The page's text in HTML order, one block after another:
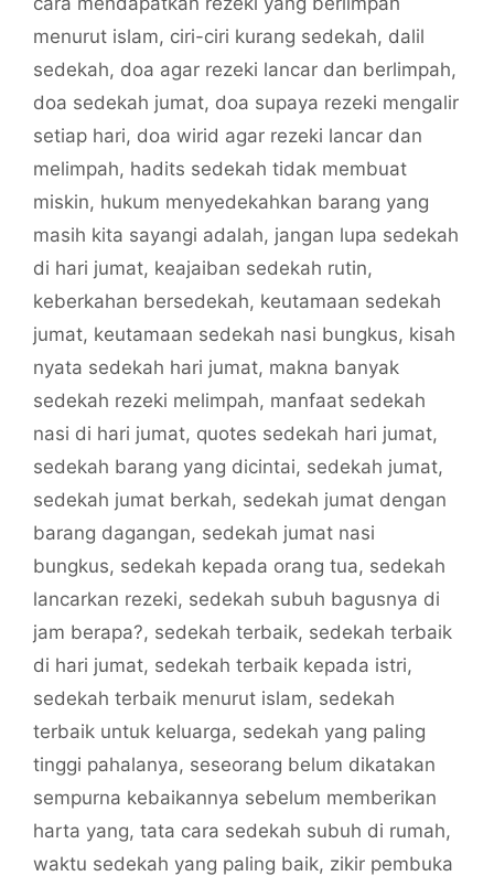
menurut islam, ciri-ciri kurang sedekah, dalil
sedekah, doa agar rezeki lancar dan berlimpah,
doa sedekah jumat, doa supaya rezeki mengalir
setiap hari, doa wirid agar rezeki lancar dan
melimpah, hadits sedekah tidak membuat
miskin, hukum menyedekahkan barang yang
masih kita sayangi adalah, jangan lupa sedekah
di hari jumat, keajaiban sedekah rutin,
keberkahan bersedekah, keutamaan sedekah
jumat, keutamaan sedekah nasi bungkus, kisah
nyata sedekah hari jumat, makna banyak
sedekah rezeki melimpah, manfaat sedekah
nasi di hari jumat, quotes sedekah hari jumat,
sedekah barang yang dicintai, sedekah jumat,
sedekah jumat berkah, sedekah jumat dengan
barang dagangan, sedekah jumat nasi
bungkus, sedekah kepada orang tua, sedekah
lancarkan rezeki, sedekah subuh bagusnya di
jam berapa?, sedekah terbaik, sedekah terbaik
di hari jumat, sedekah terbaik kepada istri,
sedekah terbaik menurut islam, sedekah
terbaik untuk keluarga, sedekah yang paling
tinggi pahalanya, seseorang belum dikatakan
sempurna kebaikannya sebelum memberikan
harta yang, tata cara sedekah subuh di rumah,
waktu sedekah yang paling baik, zikir pembuka